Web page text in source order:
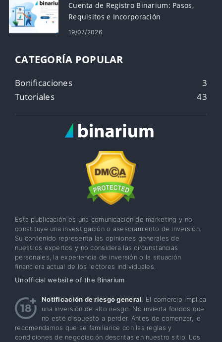
Cuenta de Registro Binarium: Pasos,
Requisitos e Incorporación
19/07/2026
CATEGORÍA POPULAR
Bonificaciones
3
Tutoriales
43
Esta publicación es una comunicación de marketing y no
constituye una investigación o asesoramiento de inversión.
Su contenido representa las opiniones generales de
nuestros expertos y no considera las circunstancias
personales, la experiencia de inversión o la situación
financiera actual de los lectores individuales.
Unofficial website of the Binarium
Notificación de riesgo general: El comercio implica
una inversión de alto riesgo. No invierta fondos que
no esté dispuesto a perder. Antes de comenzar, le
recomendamos que se familiarice con las reglas y
condiciones de negociación descritas en nuestro sitio. Los